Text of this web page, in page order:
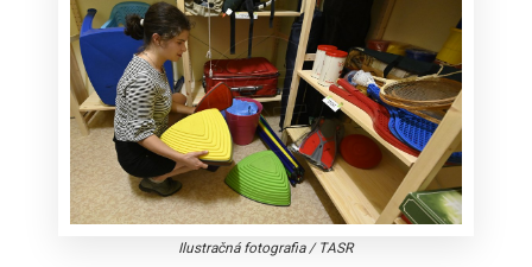
Ilustračná fotografia/ TASR